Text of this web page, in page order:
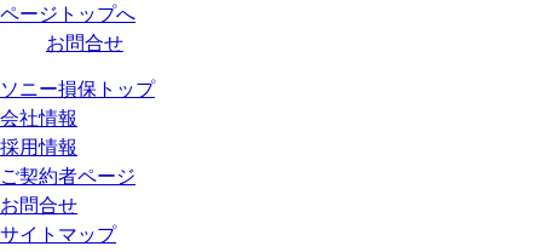
ページトップへ
お問合せ
ソニー損保トップ
会社情報
採用情報
ご契約者ページ
お問合せ
サイトマップ